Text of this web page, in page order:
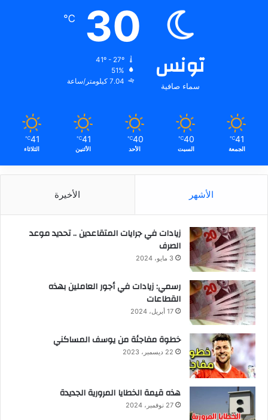
تونس
سماء صافية
30
℃
51%
7.04 كيلومتر/ساعة
41
℃
الجمعة
40
℃
السبت
40
℃
الأحد
41
℃
الأثنين
41
℃
الثلاثاء
الأشهر الأخيرة
زيادات في جرايات المتقاعدين .. تحديد موعد
الصرف
3 مايو، 2024
رسمي: زيادات في أجور العاملين بهذه
القطاعات
17 أبريل، 2024
خطوة مفاجئة من يوسف المساكني
22 ديسمبر، 2023
هذه قيمة الخطايا المرورية الجديدة
27 نوفمبر، 2024